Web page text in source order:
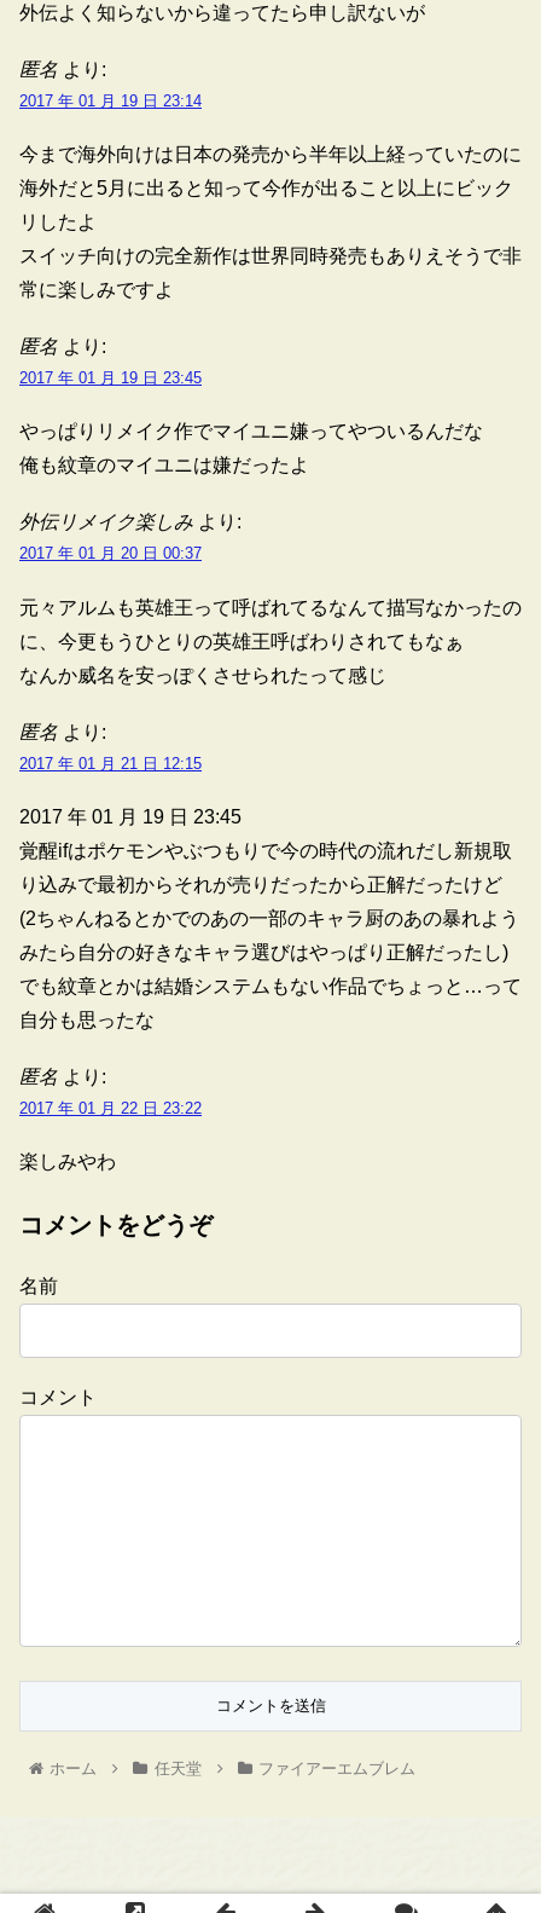
外伝よく知らないから違ってたら申し訳ないが
匿名 より:
2017 年 01 月 19 日 23:14
今まで海外向けは日本の発売から半年以上経っていたのに
海外だと5月に出ると知って今作が出ること以上にビック
リしたよ
スイッチ向けの完全新作は世界同時発売もありえそうで非
常に楽しみですよ
匿名 より:
2017 年 01 月 19 日 23:45
やっぱりリメイク作でマイユニ嫌ってやついるんだな
俺も紋章のマイユニは嫌だったよ
外伝リメイク楽しみ より:
2017 年 01 月 20 日 00:37
元々アルムも英雄王って呼ばれてるなんて描写なかったの
に、今更もうひとりの英雄王呼ばわりされてもなぁ
なんか威名を安っぽくさせられたって感じ
匿名 より:
2017 年 01 月 21 日 12:15
2017 年 01 月 19 日 23:45
覚醒ifはポケモンやぶつもりで今の時代の流れだし新規取
り込みで最初からそれが売りだったから正解だったけど
(2ちゃんねるとかでのあの一部のキャラ厨のあの暴れよう
みたら自分の好きなキャラ選びはやっぱり正解だったし)
でも紋章とかは結婚システムもない作品でちょっと…って
自分も思ったな
匿名 より:
2017 年 01 月 22 日 23:22
楽しみやわ
コメントをどうぞ
名前
コメント
ホーム 任天堂 ファイアーエムブレム